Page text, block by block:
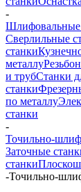
-
Шлифовальные
Сверлильные
станки
металлу
и трубСтанки
станки
по металлу
станки
-
Точильно-
Заточные
станки
-Точильно-